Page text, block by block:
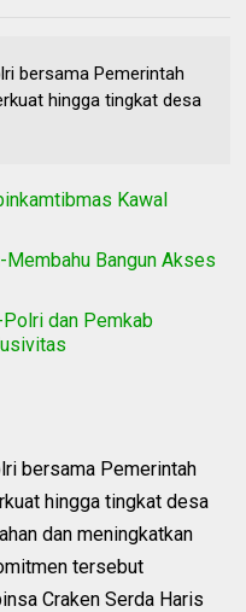
bersama Pemerintah
hingga tingkat desa
Kawal
Bangun Akses
dan Pemkab
bersama Pemerintah
hingga tingkat desa
dan meningkatkan
tersebut
Craken Serda Haris